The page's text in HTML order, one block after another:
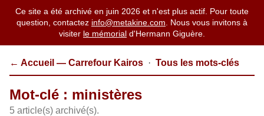
Ce site a été archivé en juin 2026 et n'est plus actif. Pour toute
question, contactez info@metakine.com . Nous vous invitons à
visiter le mémorial d'Hermann Giguère.
← Accueil — Carrefour Kairos · Tous les mots-clés
Mot-clé : ministères
5 article(s) archivé(s).